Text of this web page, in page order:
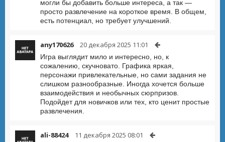
могли бы добавить больше интереса, а так —
просто развлечение на короткое время. В общем,
есть потенциал, но требует улучшений.
any170626 20 декабря 2025 11:01
Игра выглядит мило и интересно, но, к
сожалению, скучновато. Графика яркая,
персонажи привлекательные, но сами задания не
слишком разнообразные. Иногда хочется больше
взаимодействия и необычных сюрпризов.
Подойдет для новичков или тех, кто ценит простые
развлечения.
ali-88424 11 декабря 2025 08:01